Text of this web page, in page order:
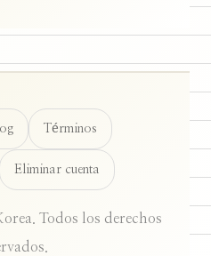
Términos
Eliminar cuenta
Todos los derechos